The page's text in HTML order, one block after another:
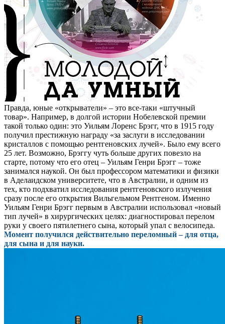
Правда, юные «открыватели» – это все-таки «штучный
товар». Например, в долгой истории Нобелевской премии
такой только один: это Уильям Лоренс Брэгг, что в 1915 году
получил престижную награду «за заслуги в исследовании
кристаллов с помощью рентгеновских лучей». Было ему всего
25 лет. Возможно, Брэггу чуть больше других повезло на
старте, потому что его отец – Уильям Генри Брэгг – тоже
занимался наукой. Он был профессором математики и физики
в Аделаидском университете, что в Австралии, и одним из
тех, кто подхватил исследования рентгеновского излучения
сразу после его открытия Вильгельмом Рентгеном. Именно
Уильям Генри Брэгг первым в Австралии использовал «новый
тип лучей» в хирургических целях: диагностировал перелом
руки у своего пятилетнего сына, который упал с велосипеда.
Момент получился действительно переломный – для отца,
для сына и для науки.